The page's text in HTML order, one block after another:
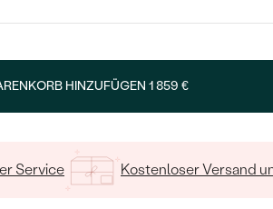
PEPPER DIAMANTEN
HINZUFÜGEN 1 859 €
Service Kostenloser Versand